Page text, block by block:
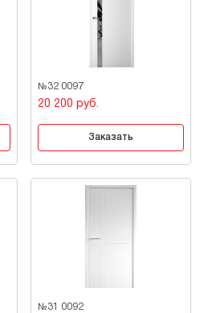
№32 0097
20 200 руб.
Заказать
№31 0092